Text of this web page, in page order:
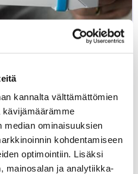
kannalta välttämättömien
median ominaisuuksien
kohdentamiseen
optimointiin. Lisäksi
mainosalan ja analytiikka-
YLEINEN